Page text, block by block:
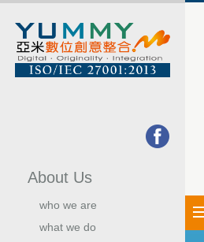
About Us
who we are
what we do